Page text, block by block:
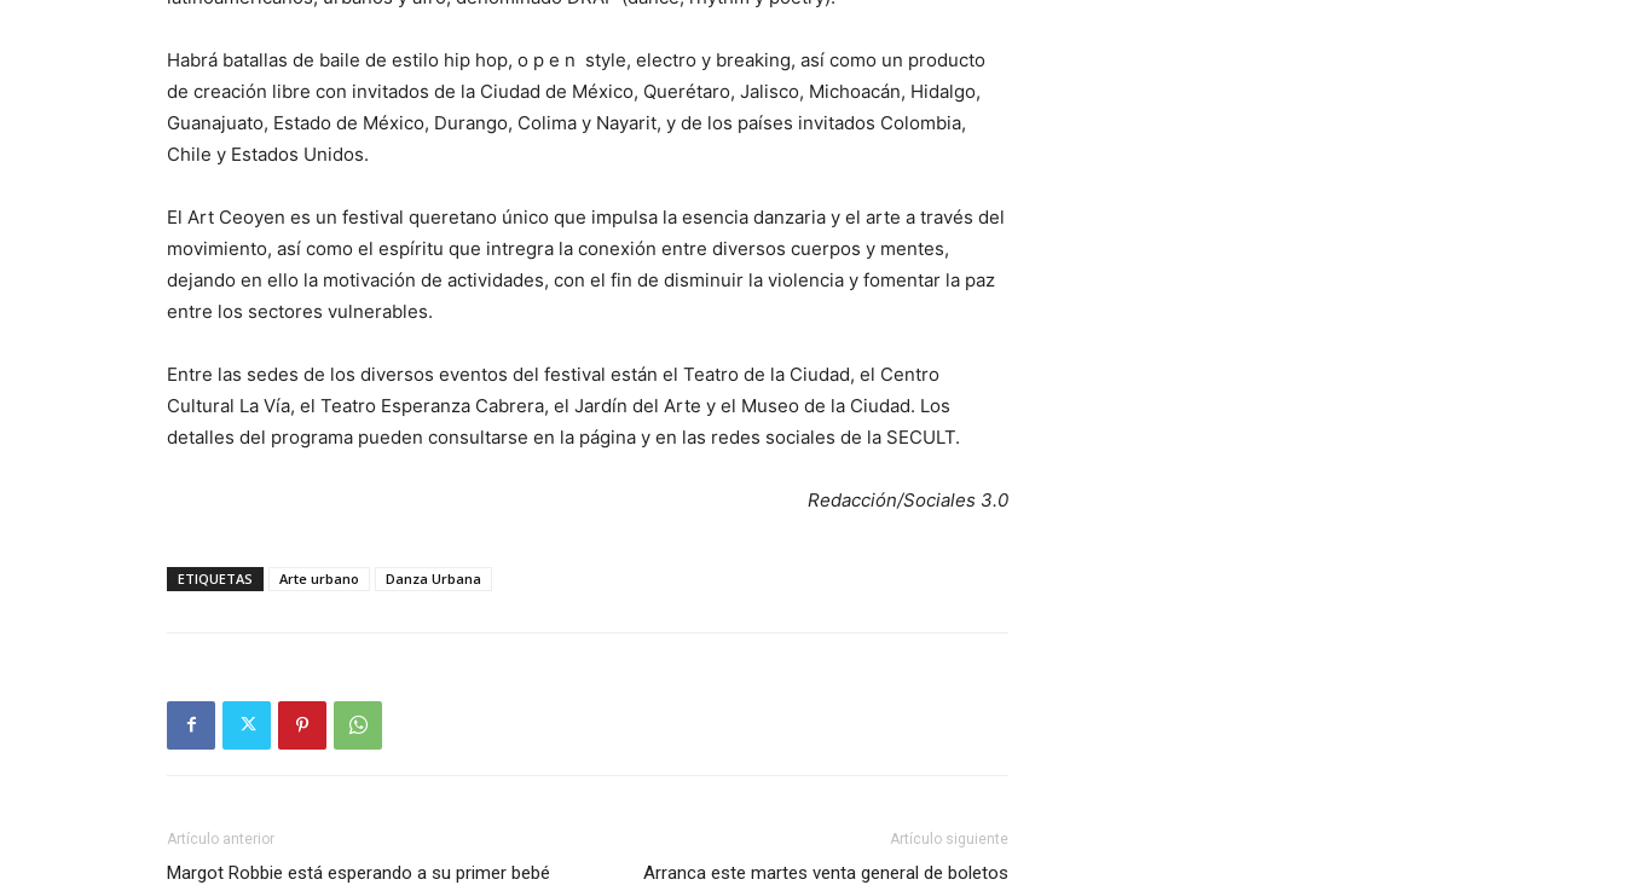
Habrá batallas de baile de estilo hip hop, o p e n style, electro y breaking, así como un producto
de creación libre con invitados de la Ciudad de México, Querétaro, Jalisco, Michoacán, Hidalgo,
Guanajuato, Estado de México, Durango, Colima y Nayarit, y de los países invitados Colombia,
Chile y Estados Unidos.
El Art Ceoyen es un festival queretano único que impulsa la esencia danzaria y el arte a través del
movimiento, así como el espíritu que intregra la conexión entre diversos cuerpos y mentes,
dejando en ello la motivación de actividades, con el fin de disminuir la violencia y fomentar la paz
entre los sectores vulnerables.
Entre las sedes de los diversos eventos del festival están el Teatro de la Ciudad, el Centro
Cultural La Vía, el Teatro Esperanza Cabrera, el Jardín del Arte y el Museo de la Ciudad. Los
detalles del programa pueden consultarse en la página y en las redes sociales de la SECULT.
Redacción/Sociales 3.0
ETIQUETAS Arte urbano Danza Urbana
Artículo anterior
Margot Robbie está esperando a su primer bebé
Artículo siguiente
Arranca este martes venta general de boletos